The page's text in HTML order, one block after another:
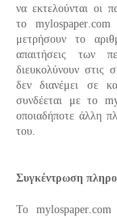
να εκτελούνται οι
το mylospaper.com
μετρήσουν το
απαιτήσεις των
διευκολύνουν στις
δεν διανέμει σε
συνδέεται με το
οποιαδήποτε άλλη
του.
Συγκέντρωση
Τοmylospaper.com